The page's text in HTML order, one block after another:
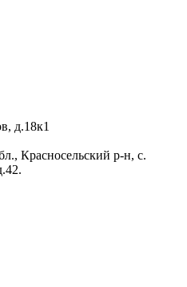
д.18к1
Красносельский р-н, с.